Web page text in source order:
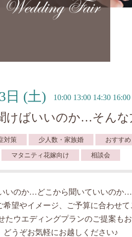
Wedding Fair
日 (土) 10:00 13:00 14:30
けばいいのか…そんな
対策 少人数・家族婚 おすすめ
マタニティ花嫁向け 相談会
いのか…どこから聞いていいのか
望やイメージ、ご予算に合わせて
たウエディングプランのご提案も
どうぞお気軽にお越しください♪